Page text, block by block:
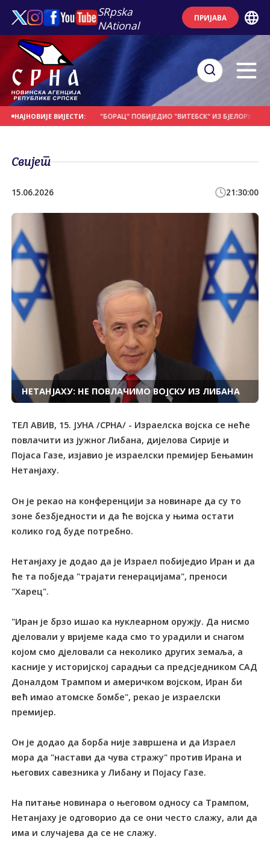
SRpska
NAtional
ПРИЈАВА
НАЈНОВИЈЕ ВИЈЕСТИ:
НА ДАНАШЊИ ДАН "БОРАЦ" ПОБИЈЕДИО "ВИТЕБСК" ИЗ БЈЕЛОРУСИЈЕ
Свијет
15.06.2026 21:30:00
НЕТАНЈАХУ: НЕ ПОВЛАЧИМО ВОЈСКУ ИЗ ЛИБАНА
ТЕЛ АВИВ, 15. ЈУНА /СРНА/ - Израелска војска се неће
повлачити из јужног Либана, дијелова Сирије и
Појаса Газе, изјавио је израелски премијер Бењамин
Нетанјаху.
Он је рекао на конференцији за новинаре да су то
зоне безбједности и да ће војска у њима остати
колико год буде потребно.
Нетанјаху је додао да је Израел побиједио Иран и да
ће та побједа "трајати генерацијама", преноси
"Харец".
"Иран је брзо ишао ка нуклеарном оружју. Да нисмо
дјеловали у вријеме када смо то урадили и снагом
којом смо дјеловали са неколико других земаља, а
касније у историјској сарадњи са предсједником САД
Доналдом Трампом и америчком војском, Иран би
већ имао атомске бомбе", рекао је израелски
премијер.
Он је додао да борба није завршена и да Израел
мора да "настави да чува стражу" против Ирана и
његових савезника у Либану и Појасу Газе.
На питање новинара о његовом односу са Трампом,
Нетанјаху је одговорио да се они често слажу, али да
има и случајева да се не слажу.